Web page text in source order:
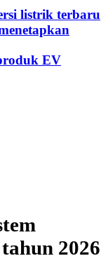
listrik terbaru
EV
2026